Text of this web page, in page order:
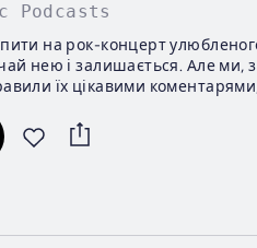
Podcasts
на рок-концерт
нею і залишається. Але ми,
їх цікавими